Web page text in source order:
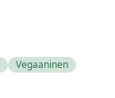
Vegaaninen